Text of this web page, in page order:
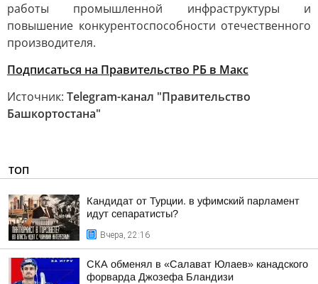
работы промышленной инфраструктуры и
повышение конкурентоспособности отечественного
производителя.
Подписаться на Правительство РБ в Макс
Источник: Telegram-канал "Правительство
Башкортостана"
ТОП
Кандидат от Турции. в уфимский парламент
идут сепаратисты?
Вчера, 22:16
СКА обменял в «Салават Юлаев» канадского
форварда Джозефа Бландизи